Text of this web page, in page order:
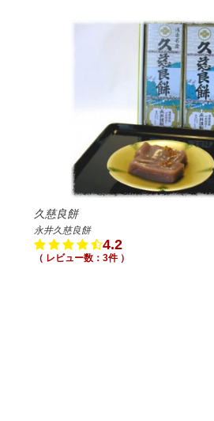
久慈良餅
永井久慈良餅
4.2
（ レビュー数：3件 ）